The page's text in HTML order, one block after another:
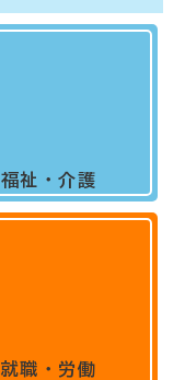
福祉・介護
就職・労働